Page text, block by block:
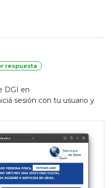
respuesta
DGI en
sesión con tu usuario y